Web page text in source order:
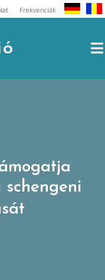
Frekvenciák